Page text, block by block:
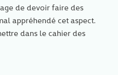
de devoir faire des
appréhendé cet aspect.
dans le cahier des